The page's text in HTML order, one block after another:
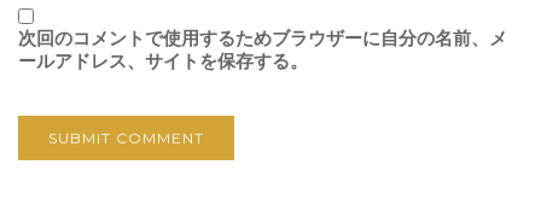
次回のコメントで使用するためブラウザーに自分の名前、メ
ールアドレス、サイトを保存する。